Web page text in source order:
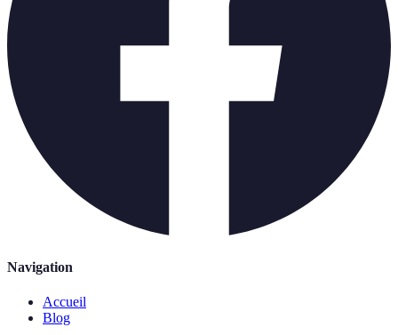
Navigation
Accueil
Blog